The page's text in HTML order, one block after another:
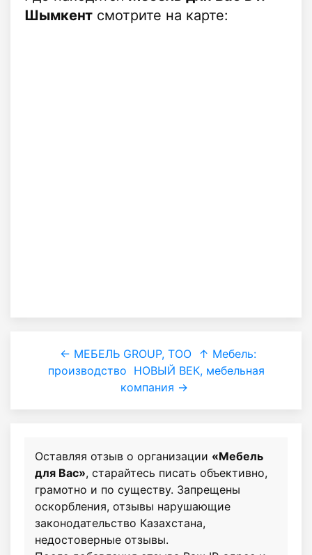
Шымкент смотрите на карте:
← МЕБЕЛЬ GROUP, ТОО
↑ Мебель:
производство НОВЫЙ ВЕК, мебельная
компания →
Оставляя отзыв о организации «Мебель
для Вас», старайтесь писать объективно,
грамотно и по существу. Запрещены
оскорбления, отзывы нарушающие
законодательство Казахстана,
недостоверные отзывы.